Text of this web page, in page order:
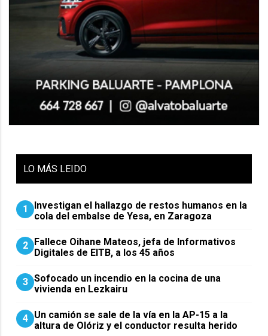
LO MÁS LEIDO
1
Investigan el hallazgo de restos humanos en la
cola del embalse de Yesa, en Zaragoza
2
Fallece Oihane Mateos, jefa de Informativos
Digitales de EITB, a los 45 años
3 Sofocado un incendio en la cocina de una
vivienda en Lezkairu
4 Un camión se sale de la vía en la AP-15 a la
altura de Olóriz y el conductor resulta herido